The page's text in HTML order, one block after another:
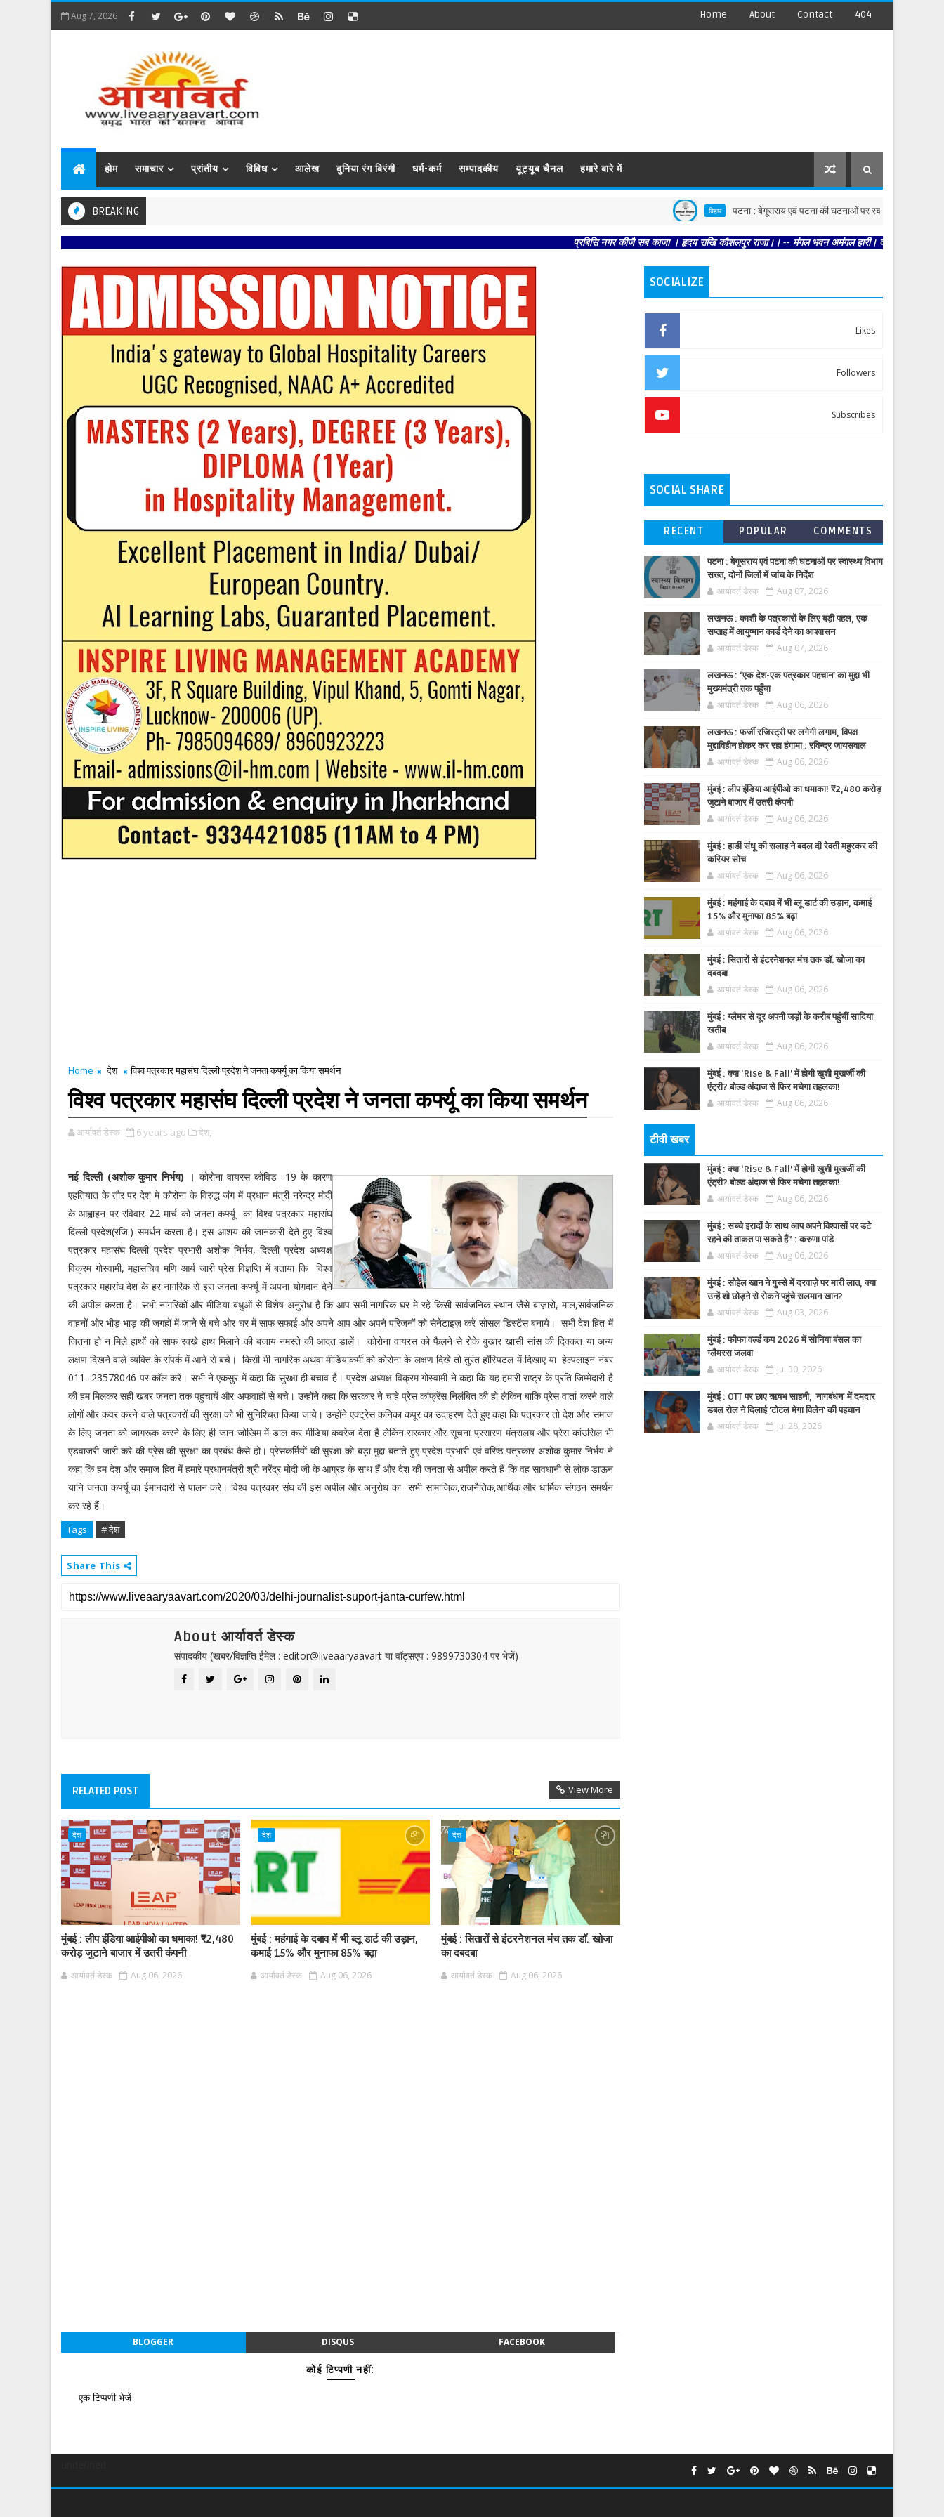
Aug 7, 2026 Home About Contact 404
होम समाचार प्रांतीय विविध आलेख दुनिया रंग बिरंगी धर्म-कर्म सम्पादकीय यूट्यूब चैनल हमारे बारे में
BREAKING बिहार पटना : बेगूसराय एवं पटना की घटनाओं पर स्वास्थ्य विभाग सख्त, दोनों
प्रबिसि नगर कीजै सब काजा । हृदय राखि कौशलपुर राजा।। -- मंगल भवन अमंगल हारी। द्रवहु सुदसरथ अजिर
Home देश विश्व पत्रकार महासंघ दिल्ली प्रदेश ने जनता कर्फ्यू का किया समर्थन
विश्व पत्रकार महासंघ दिल्ली प्रदेश ने जनता कर्फ्यू का किया समर्थन
आर्यावर्त डेस्क 6 years ago देश,
नई दिल्ली (अशोक कुमार निर्भय) । कोरोना वायरस कोविड -19 के कारण
एहतियात के तौर पर देश मे कोरोना के विरुद्ध जंग में प्रधान मंत्री नरेन्द्र मोदी
के आह्वाहन पर रविवार 22 मार्च को जनता कर्फ्यू का विश्व पत्रकार महासंघ
दिल्ली प्रदेश(रजि.) समर्थन करता है। इस आशय की जानकारी देते हुए विश्व
पत्रकार महासंघ दिल्ली प्रदेश प्रभारी अशोक निर्भय, दिल्ली प्रदेश अध्यक्ष
विक्रम गोस्वामी, महासचिव मणि आर्य जारी प्रेस विज्ञप्ति में बताया कि विश्व
पत्रकार महासंघ देश के हर नागरिक से इस जनता कर्फ्यू में अपना योगदान देने
की अपील करता है। सभी नागरिकों और मीडिया बंधुओं से विशेष अनुरोध है कि आप सभी नागरिक घर मे रहे किसी सार्वजनिक स्थान जैसे बाज़ारो, माल,सार्वजनिक
वाहनों ओर भीड़ भाड़ की जगहों में जाने से बचे ओर घर में साफ सफाई और अपने आप ओर अपने परिजनों को सेनेटाइज़ करे सोसल डिस्टेंस बनाये। सभी देश हित में
जितना हो न मिले हाथों को साफ रक्खे हाथ मिलाने की बजाय नमस्ते की आदत डालें। कोरोना वायरस को फैलने से रोके बुखार खासी सांस की दिक्कत या अन्य
लक्षण दिखने वाले व्यक्ति के संपर्क में आने से बचे। किसी भी नागरिक अथवा मीडियाकर्मी को कोरोना के लक्षण दिखे तो तुरंत हॉस्पिटल में दिखाए या हेल्पलाइन नंबर
011 -23578046 पर कॉल करें। सभी ने एकसुर में कहा कि सुरक्षा ही बचाव है। प्रदेश अध्यक्ष विक्रम गोस्वामी ने कहा कि यह हमारी राष्ट्र के प्रति जिम्मेदारी है
की हम मिलकर सही खबर जनता तक पहुचायें और अफवाहों से बचे। उन्होंने कहा कि सरकार ने चाहे प्रेस कांफ्रेंस निलंबित की हो लेकिन बाकि प्रेस वार्ता करने वाले
लोगों और कवर करने वाले पत्रकारों की सुरक्षा को भी सुनिश्चित किया जाये। उन्होंने एक्ट्रेस कनिका कपूर का उदाहरण देते हुए कहा कि पत्रकार तो देश और समाज
के लिए जनता को जागरूक करने के लिए ही जान जोखिम में डाल कर मीडिया कवरेज देता है लेकिन सरकार और सूचना प्रसारण मंत्रालय और प्रेस कांउसिल भी
एडवाजरी जारी करे की प्रेस की सुरक्षा का प्रबंध कैसे हो। प्रेसकर्मियों की सुरक्षा को बड़ा मुद्दा बताते हुए प्रदेश प्रभारी एवं वरिष्ठ पत्रकार अशोक कुमार निर्भय ने
कहा कि हम देश और समाज हित में हमारे प्रधानमंत्री श्री नरेंद्र मोदी जी के आग्रह के साथ हैं और देश की जनता से अपील करते हैं कि वह सावधानी से लोक डाऊन
यानि जनता कर्फ्यू का ईमानदारी से पालन करे। विश्व पत्रकार संघ की इस अपील और अनुरोध का सभी सामाजिक,राजनैतिक,आर्थिक और धार्मिक संगठन समर्थन
कर रहे हैं।
Tags # देश
Share This
About आर्यावर्त डेस्क
संपादकीय (खबर/विज्ञप्ति ईमेल : editor@liveaaryaavart या वॉट्सएप : 9899730304 पर भेजें)
RELATED POST View More
देश
मुंबई : लीप इंडिया आईपीओ का धमाका! ₹2,480
करोड़ जुटाने बाजार में उतरी कंपनी
आर्यावर्त डेस्क Aug 06, 2026
देश
मुंबई : महंगाई के दबाव में भी ब्लू डार्ट की उड़ान,
कमाई 15% और मुनाफा 85% बढ़ा
आर्यावर्त डेस्क Aug 06, 2026
देश
मुंबई : सितारों से इंटरनेशनल मंच तक डॉ. खोजा
का दबदबा
आर्यावर्त डेस्क Aug 06, 2026
BLOGGER DISQUS FACEBOOK
कोई टिप्पणी नहीं:
एक टिप्पणी भेजें
SOCIALIZE
Likes
Followers
Subscribes
SOCIAL SHARE
RECENT POPULAR COMMENTS
पटना : बेगूसराय एवं पटना की घटनाओं पर स्वास्थ्य विभाग
सख्त, दोनों जिलों में जांच के निर्देश
आर्यावर्त डेस्क Aug 07, 2026
लखनऊ : काशी के पत्रकारों के लिए बड़ी पहल, एक
सप्ताह में आयुष्मान कार्ड देने का आश्वासन
आर्यावर्त डेस्क Aug 07, 2026
लखनऊ : ‘एक देश-एक पत्रकार पहचान’ का मुद्दा भी
मुख्यमंत्री तक पहुँचा
आर्यावर्त डेस्क Aug 06, 2026
लखनऊ : फर्जी रजिस्ट्री पर लगेगी लगाम, विपक्ष
मुद्दाविहीन होकर कर रहा हंगामा : रविन्द्र जायसवाल
आर्यावर्त डेस्क Aug 06, 2026
मुंबई : लीप इंडिया आईपीओ का धमाका! ₹2,480 करोड़
जुटाने बाजार में उतरी कंपनी
आर्यावर्त डेस्क Aug 06, 2026
मुंबई : हार्डी संधू की सलाह ने बदल दी रेवती महुरकर की
करियर सोच
आर्यावर्त डेस्क Aug 06, 2026
मुंबई : महंगाई के दबाव में भी ब्लू डार्ट की उड़ान, कमाई
15% और मुनाफा 85% बढ़ा
आर्यावर्त डेस्क Aug 06, 2026
मुंबई : सितारों से इंटरनेशनल मंच तक डॉ. खोजा का
दबदबा
आर्यावर्त डेस्क Aug 06, 2026
मुंबई : ग्लैमर से दूर अपनी जड़ों के करीब पहुंचीं सादिया
खतीब
आर्यावर्त डेस्क Aug 06, 2026
मुंबई : क्या ‘Rise & Fall’ में होगी खुशी मुखर्जी की
एंट्री? बोल्ड अंदाज से फिर मचेगा तहलका!
आर्यावर्त डेस्क Aug 06, 2026
टीवी खबर
मुंबई : क्या ‘Rise & Fall’ में होगी खुशी मुखर्जी की
एंट्री? बोल्ड अंदाज से फिर मचेगा तहलका!
आर्यावर्त डेस्क Aug 06, 2026
मुंबई : सच्चे इरादों के साथ आप अपने विश्वासों पर डटे
रहने की ताकत पा सकते हैं” : करुणा पांडे
आर्यावर्त डेस्क Aug 06, 2026
मुंबई : सोहेल खान ने गुस्से में दरवाज़े पर मारी लात, क्या
उन्हें शो छोड़ने से रोकने पहुंचे सलमान खान?
आर्यावर्त डेस्क Aug 03, 2026
मुंबई : फीफा वर्ल्ड कप 2026 में सोनिया बंसल का
ग्लैमरस जलवा
आर्यावर्त डेस्क Jul 30, 2026
मुंबई : OTT पर छाए ऋषभ साहनी, 'नागबंधन' में दमदार
डबल रोल ने दिलाई 'टोटल मेगा विलेन' की पहचान
आर्यावर्त डेस्क Jul 28, 2026